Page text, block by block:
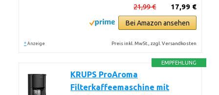
17,99 €
21,99 €
Bei Amazon ansehen
* Anzeige Preis inkl. MwSt., zzgl. Versandkosten
EMPFEHLUNG
KRUPS ProAroma
Filterkaffeemaschine mit